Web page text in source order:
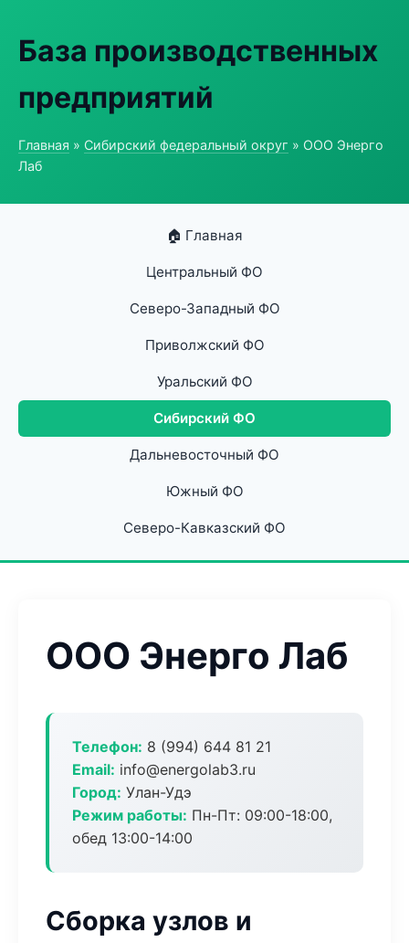
База производственных
предприятий
Главная » Сибирский федеральный округ » ООО Энерго
Лаб
🏠 Главная
Центральный ФО
Северо-Западный ФО
Приволжский ФО
Уральский ФО
Сибирский ФО
Дальневосточный ФО
Южный ФО
Северо-Кавказский ФО
ООО Энерго Лаб
Телефон: 8 (994) 644 81 21
Email: info@energolab3.ru
Город: Улан-Удэ
Режим работы: Пн-Пт: 09:00-18:00,
обед 13:00-14:00
Сборка узлов и